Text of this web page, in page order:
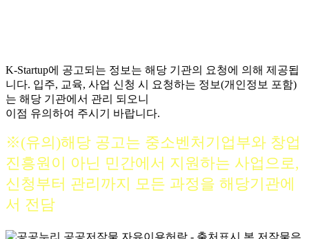
K-Startup에 공고되는 정보는 해당 기관의 요청에 의해 제공됩
니다. 입주, 교육, 사업 신청 시 요청하는 정보(개인정보 포함)
는 해당 기관에서 관리 되오니
이점 유의하여 주시기 바랍니다.
※(유의)해당 공고는 중소벤처기업부와 창업
진흥원이 아닌 민간에서 지원하는 사업으로,
신청부터 관리까지 모든 과정을 해당기관에
서 전담
본 저작물은